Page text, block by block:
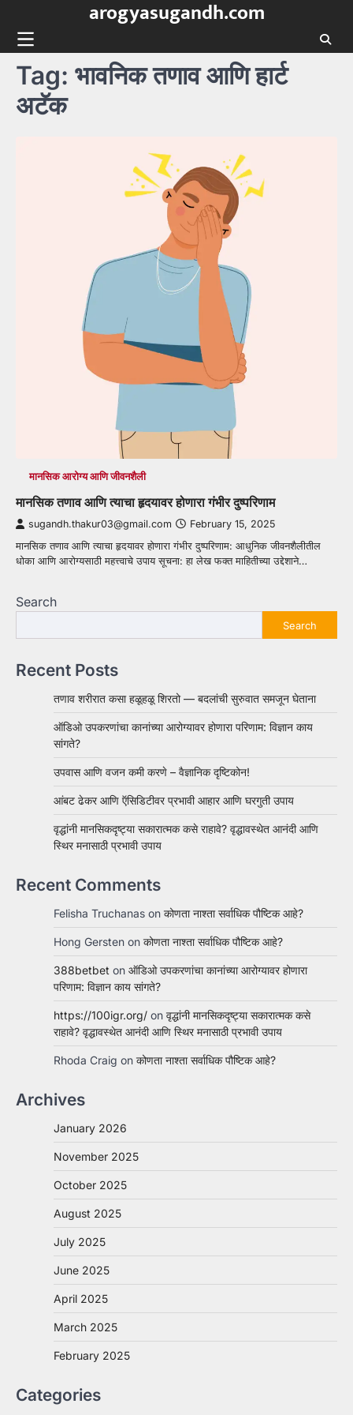
content
arogyasugandh.com
Tag: भावनिक तणाव आणि हार्ट
अटॅक
मानसिक आरोग्य आणि जीवनशैली
मानसिक तणाव आणि त्याचा हृदयावर होणारा गंभीर दुष्परिणाम
sugandh.thakur03@gmail.com February 15, 2025
मानसिक तणाव आणि त्याचा हृदयावर होणारा गंभीर दुष्परिणाम: आधुनिक जीवनशैलीतील
धोका आणि आरोग्यसाठी महत्त्वाचे उपाय सूचना: हा लेख फक्त माहितीच्या उद्देशाने…
Search
Search
Recent Posts
तणाव शरीरात कसा हळूहळू शिरतो — बदलांची सुरुवात समजून घेताना
ऑडिओ उपकरणांचा कानांच्या आरोग्यावर होणारा परिणाम: विज्ञान काय
सांगते?
उपवास आणि वजन कमी करणे – वैज्ञानिक दृष्टिकोन!
आंबट ढेकर आणि ऍसिडिटीवर प्रभावी आहार आणि घरगुती उपाय
वृद्धांनी मानसिकदृष्ट्या सकारात्मक कसे राहावे? वृद्धावस्थेत आनंदी आणि
स्थिर मनासाठी प्रभावी उपाय
Recent Comments
Felisha Truchanas on कोणता नाश्ता सर्वाधिक पौष्टिक आहे?
Hong Gersten on कोणता नाश्ता सर्वाधिक पौष्टिक आहे?
388betbet on ऑडिओ उपकरणांचा कानांच्या आरोग्यावर होणारा
परिणाम: विज्ञान काय सांगते?
https://100igr.org/ on वृद्धांनी मानसिकदृष्ट्या सकारात्मक कसे
राहावे? वृद्धावस्थेत आनंदी आणि स्थिर मनासाठी प्रभावी उपाय
Rhoda Craig on कोणता नाश्ता सर्वाधिक पौष्टिक आहे?
Archives
January 2026
November 2025
October 2025
August 2025
July 2025
June 2025
April 2025
March 2025
February 2025
Categories